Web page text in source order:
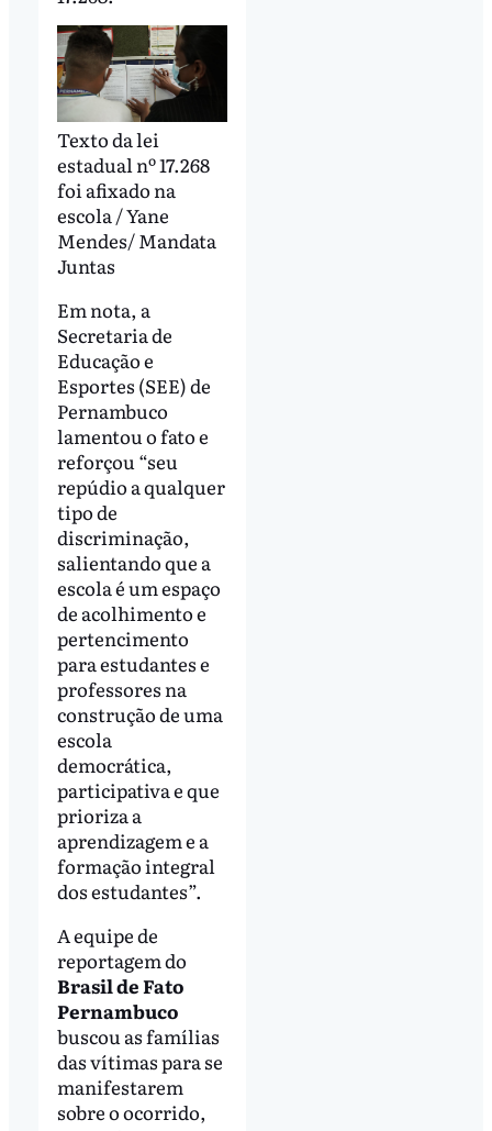
Texto da lei
estadual nº 17.268
foi afixado na
escola / Yane
Mendes/ Mandata
Juntas
Em nota, a
Secretaria de
Educação e
Esportes (SEE) de
Pernambuco
lamentou o fato e
reforçou “seu
repúdio a qualquer
tipo de
discriminação,
salientando que a
escola é um espaço
de acolhimento e
pertencimento
para estudantes e
professores na
construção de uma
escola
democrática,
participativa e que
prioriza a
aprendizagem e a
formação integral
dos estudantes”.
A equipe de
reportagem do
Brasil de Fato
Pernambuco
buscou as famílias
das vítimas para se
manifestarem
sobre o ocorrido,